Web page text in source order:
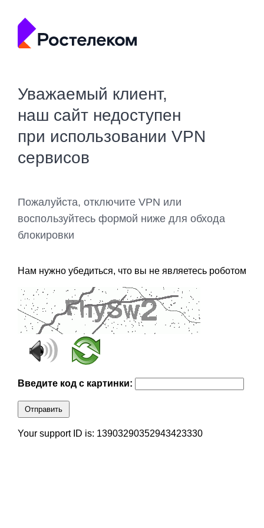
Уважаемый клиент,
наш сайт недоступен
при использовании VPN
сервисов
Пожалуйста, отключите VPN или
воспользуйтесь формой ниже для обхода
блокировки
Нам нужно убедиться, что вы не являетесь роботом
Введите код с картинки:
Отправить
Your support ID is: 13903290352943423330